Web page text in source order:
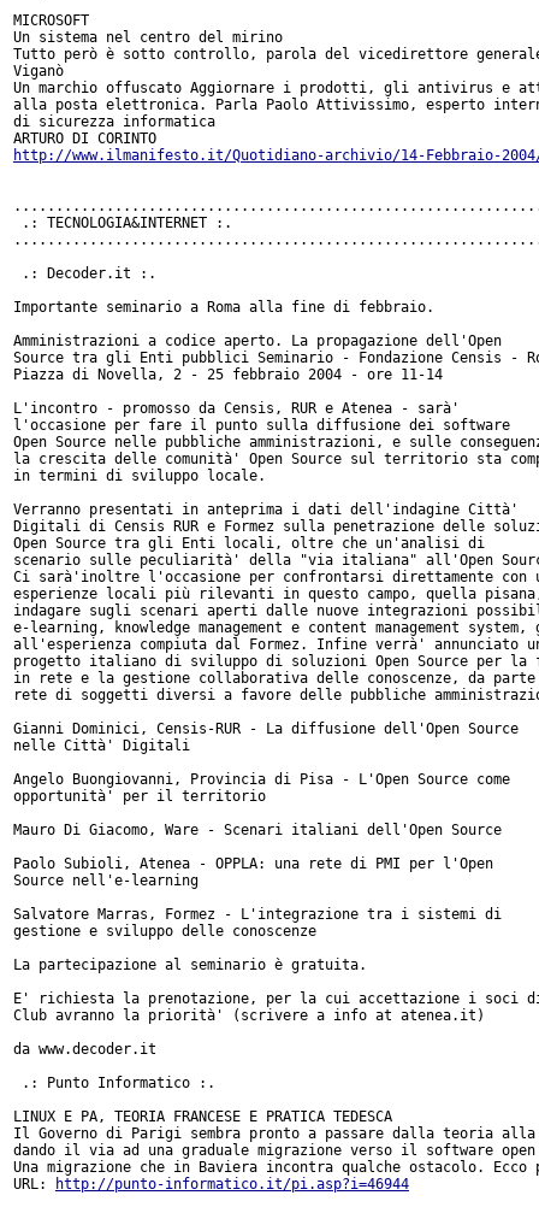
MICROSOFT
Un sistema nel centro del mirino
Tutto però è sotto controllo, parola del vicedirettore
Viganò
Un marchio offuscato Aggiornare i prodotti, gli antivirus e
alla posta elettronica. Parla Paolo Attivissimo, esperto
di sicurezza informatica
ARTURO DI CORINTO
http://www.ilmanifesto.it/Quotidiano-archivio/14-Febbraio-
.: TECNOLOGIA&INTERNET :.
.: Decoder.it :.
Importante seminario a Roma alla fine di febbraio.
Amministrazioni a codice aperto. La propagazione dell'Open
Source tra gli Enti pubblici Seminario - Fondazione Censis -
Piazza di Novella, 2 - 25 febbraio 2004 - ore 11-14
L'incontro - promosso da Censis, RUR e Atenea - sarà'
l'occasione per fare il punto sulla diffusione dei software
Open Source nelle pubbliche amministrazioni, e sulle
la crescita delle comunità' Open Source sul territorio sta
in termini di sviluppo locale.
Verranno presentati in anteprima i dati dell'indagine Città'
Digitali di Censis RUR e Formez sulla penetrazione delle
Open Source tra gli Enti locali, oltre che un'analisi di
scenario sulle peculiarità' della "via italiana" all'Open
Ci sarà'inoltre l'occasione per confrontarsi direttamente con
esperienze locali più rilevanti in questo campo, quella
indagare sugli scenari aperti dalle nuove integrazioni
e-learning, knowledge management e content management system,
all'esperienza compiuta dal Formez. Infine verrà' annunciato
progetto italiano di sviluppo di soluzioni Open Source per la
in rete e la gestione collaborativa delle conoscenze, da
rete di soggetti diversi a favore delle pubbliche
Gianni Dominici, Censis-RUR - La diffusione dell'Open Source
nelle Città' Digitali
Angelo Buongiovanni, Provincia di Pisa - L'Open Source come
opportunità' per il territorio
Mauro Di Giacomo, Ware - Scenari italiani dell'Open Source
Paolo Subioli, Atenea - OPPLA: una rete di PMI per l'Open
Source nell'e-learning
Salvatore Marras, Formez - L'integrazione tra i sistemi di
gestione e sviluppo delle conoscenze
La partecipazione al seminario è gratuita.
E' richiesta la prenotazione, per la cui accettazione i soci di
Club avranno la priorità' (scrivere a info at atenea.it)
da www.decoder.it
.: Punto Informatico :.
LINUX E PA, TEORIA FRANCESE E PRATICA TEDESCA
Il Governo di Parigi sembra pronto a passare dalla teoria
dando il via ad una graduale migrazione verso il software
Una migrazione che in Baviera incontra qualche ostacolo. Ecco
URL:
http://punto-informatico.it/pi.asp?i=46944